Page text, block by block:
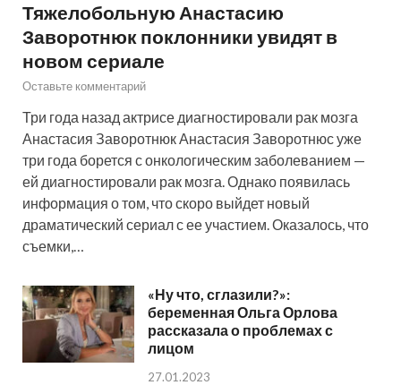
Тяжелобольную Анастасию
Заворотнюк поклонники увидят в
новом сериале
Оставьте комментарий
Три года назад актрисе диагностировали рак мозга
Анастасия Заворотнюк Анастасия Заворотнюс уже
три года борется с онкологическим заболеванием —
ей диагностировали рак мозга. Однако появилась
информация о том, что скоро выйдет новый
драматический сериал с ее участием. Оказалось, что
съемки,…
«Ну что, сглазили?»:
беременная Ольга Орлова
рассказала о проблемах с
лицом
27.01.2023